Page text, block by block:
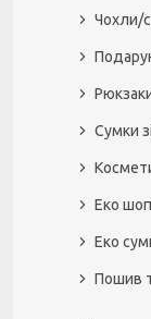
Чохли/
Сумки
Еко
Еко
Пошив